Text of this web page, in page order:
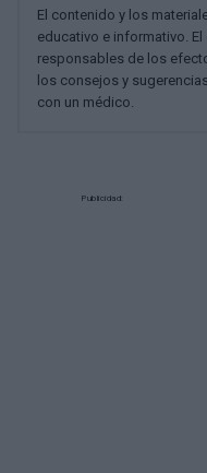
El contenido y los
educativo e informativo.
responsables de los
los consejos y
con un médico.
Publicidad: